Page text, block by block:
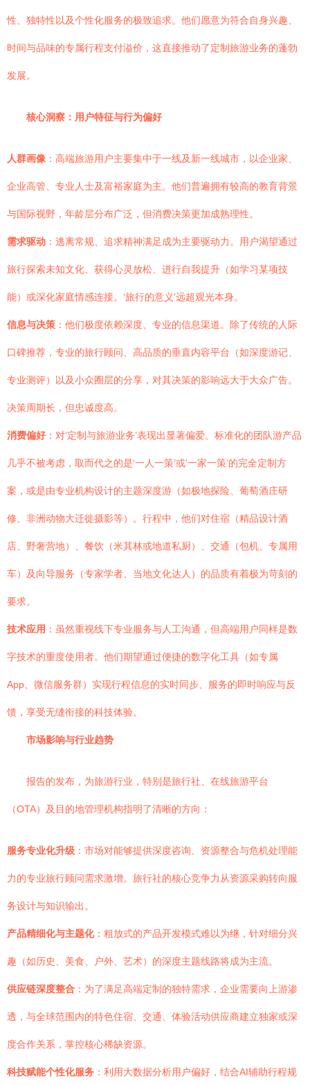
性、独特性以及个性化服务的极致追求。他们愿意为符合自身兴趣、
时间与品味的专属行程支付溢价，这直接推动了定制旅游业务的蓬勃
发展。
核心洞察：用户特征与行为偏好
人群画像 ：高端旅游用户主要集中于一线及新一线城市，以企业家、
企业高管、专业人士及富裕家庭为主。他们普遍拥有较高的教育背景
与国际视野，年龄层分布广泛，但消费决策更加成熟理性。
需求驱动 ：逃离常规、追求精神满足成为主要驱动力。用户渴望通过
旅行探索未知文化、获得心灵放松、进行自我提升（如学习某项技
能）或深化家庭情感连接。‘旅行的意义’远超观光本身。
信息与决策 ：他们极度依赖深度、专业的信息渠道。除了传统的人际
口碑推荐，专业的旅行顾问、高品质的垂直内容平台（如深度游记、
专业测评）以及小众圈层的分享，对其决策的影响远大于大众广告。
决策周期长，但忠诚度高。
消费偏好 ：对‘定制与旅游业务’表现出显著偏爱。标准化的团队游产品
几乎不被考虑，取而代之的是‘一人一策’或‘一家一策’的完全定制方
案，或是由专业机构设计的主题深度游（如极地探险、葡萄酒庄研
修、非洲动物大迁徙摄影等）。行程中，他们对住宿（精品设计酒
店、野奢营地）、餐饮（米其林或地道私厨）、交通（包机、专属用
车）及向导服务（专家学者、当地文化达人）的品质有着极为苛刻的
要求。
技术应用 ：虽然重视线下专业服务与人工沟通，但高端用户同样是数
字技术的重度使用者。他们期望通过便捷的数字化工具（如专属
App、微信服务群）实现行程信息的实时同步、服务的即时响应与反
馈，享受无缝衔接的科技体验。
市场影响与行业趋势
报告的发布，为旅游行业，特别是旅行社、在线旅游平台
（OTA）及目的地管理机构指明了清晰的方向：
服务专业化升级 ：市场对能够提供深度咨询、资源整合与危机处理能
力的专业旅行顾问需求激增。旅行社的核心竞争力从资源采购转向服
务设计与知识输出。
产品精细化与主题化：粗放式的产品开发模式难以为继，针对细分兴
趣（如历史、美食、户外、艺术）的深度主题线路将成为主流。
供应链深度整合 ：为了满足高端定制的独特需求，企业需要向上游渗
透，与全球范围内的特色住宿、交通、体验活动供应商建立独家或深
度合作关系，掌控核心稀缺资源。
科技赋能个性化服务 ：利用大数据分析用户偏好，结合AI辅助行程规